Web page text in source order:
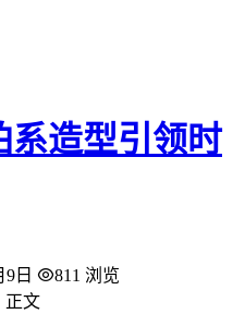
造型引领时
9日
811 浏览
正文